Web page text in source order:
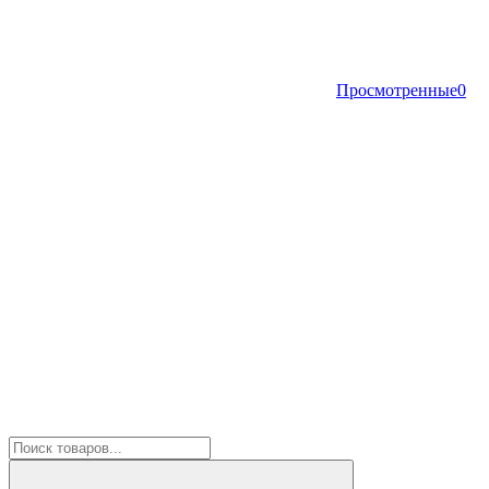
Просмотренные0